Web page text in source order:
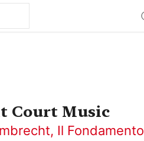
Court Music
, Il Fondamento